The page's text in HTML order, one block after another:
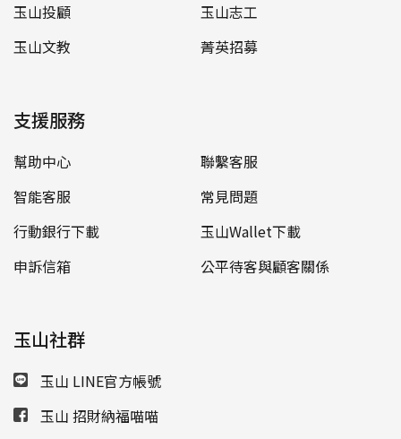
玉山投顧
玉山志工
玉山文教
菁英招募
支援服務
幫助中心
聯繫客服
智能客服
常見問題
行動銀行下載
玉山Wallet下載
申訴信箱
公平待客與顧客關係
玉山社群
玉山 LINE官方帳號
玉山 招財納福喵喵